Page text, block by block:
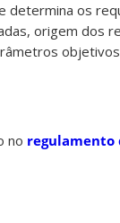
determina os
origem dos
no regulamento